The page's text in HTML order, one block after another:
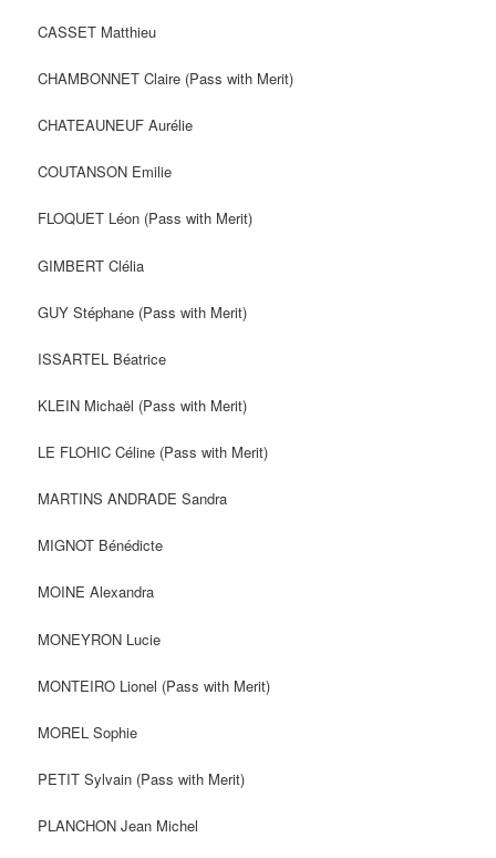
CASSET Matthieu
CHAMBONNET Claire (Pass with Merit)
CHATEAUNEUF Aurélie
COUTANSON Emilie
FLOQUET Léon (Pass with Merit)
GIMBERT Clélia
GUY Stéphane (Pass with Merit)
ISSARTEL Béatrice
KLEIN Michaël (Pass with Merit)
LE FLOHIC Céline (Pass with Merit)
MARTINS ANDRADE Sandra
MIGNOT Bénédicte
MOINE Alexandra
MONEYRON Lucie
MONTEIRO Lionel (Pass with Merit)
MOREL Sophie
PETIT Sylvain (Pass with Merit)
PLANCHON Jean Michel